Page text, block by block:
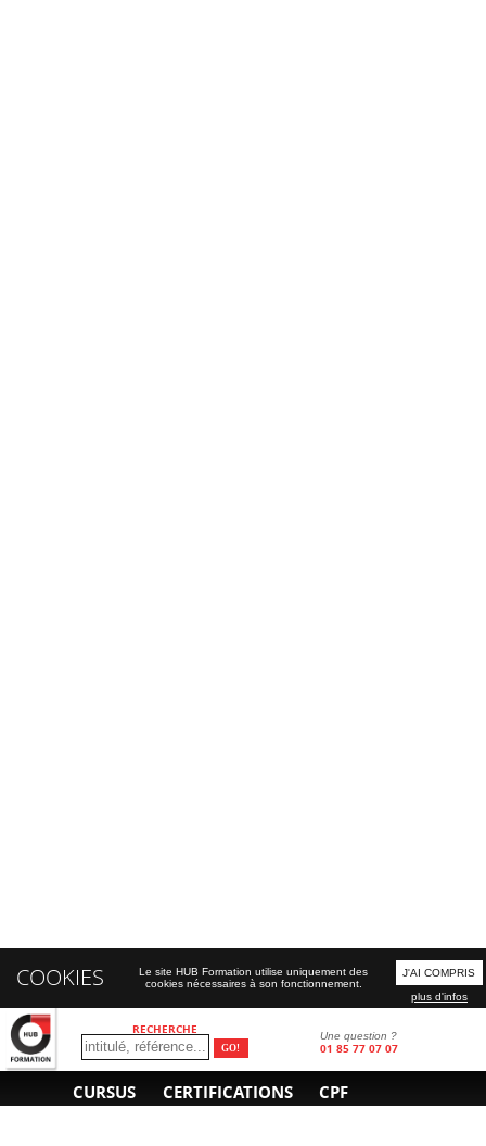
RECHERCHE Une question ?
01 85 77 07 07
CURSUS CERTIFICATIONS CPF
COOKIES
Le site HUB Formation utilise uniquement des
cookies nécessaires à son fonctionnement.
J'AI COMPRIS
plus d'infos